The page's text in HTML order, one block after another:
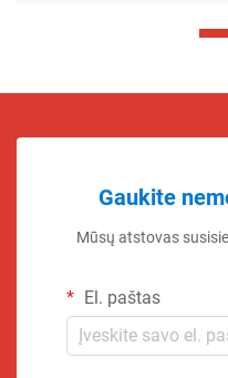
Gaukite
Mūsų atstovas
El. paštas